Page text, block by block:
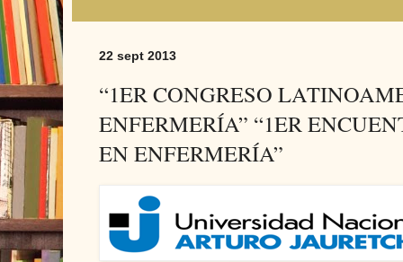
22 sept 2013
“1ER CONGRESO
ENFERMERÍA” “1ER
EN ENFERMERÍA”